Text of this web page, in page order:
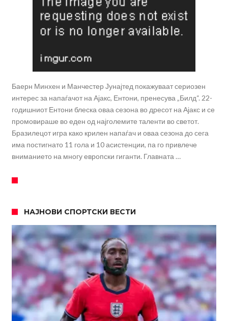
Баерн Минхен и Манчестер Јунајтед покажуваат сериозен
интерес за напаѓачот на Ајакс, Ентони, пренесува „Билд“. 22-
годишниот Ентони блеска оваа сезона во дресот на Ајакс и се
промовираше во еден од најголемите таленти во светот.
Бразилецот игра како крилен напаѓач и оваа сезона до сега
има постигнато 11 гола и 10 асистенции, па го привлече
вниманието на многу европски гиганти. Главната …
НАЈНОВИ СПОРТСКИ ВЕСТИ